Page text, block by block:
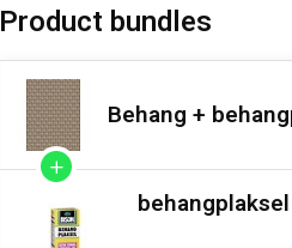
Product bundles
Behang +